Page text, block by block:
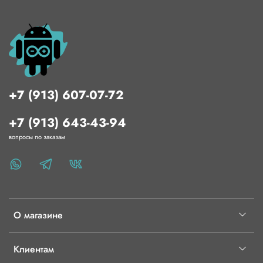
О магазине
Клиентам
+7 (913) 607-07-72
+7 (913) 643-43-94
вопросы по заказам